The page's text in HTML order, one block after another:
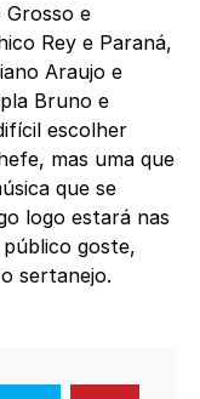
Grosso e
Rey e Paraná,
Araujo e
Bruno e
escolher
mas uma que
que se
logo estará nas
goste,
sertanejo.